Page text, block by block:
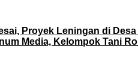
Proyek Leningan di
Media, Kelompok Tani